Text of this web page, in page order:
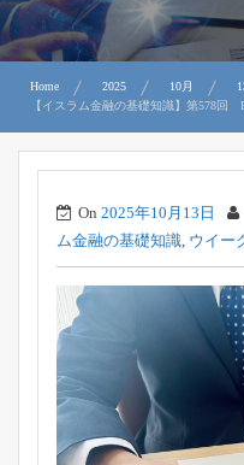
Home 2025 10月
【イスラム金融の基礎知識】第578回
On 2025年10月13日
ム金融の基礎知識 ウイー